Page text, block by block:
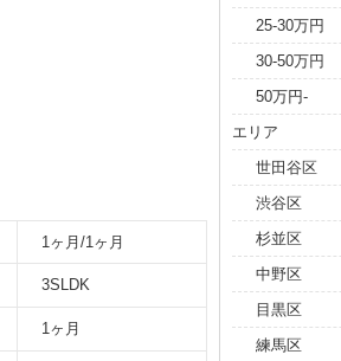
1ヶ月/1ヶ月
3SLDK
1ヶ月
25-30万円
30-50万円
50万円-
エリア
世田谷区
渋谷区
杉並区
中野区
目黒区
練馬区